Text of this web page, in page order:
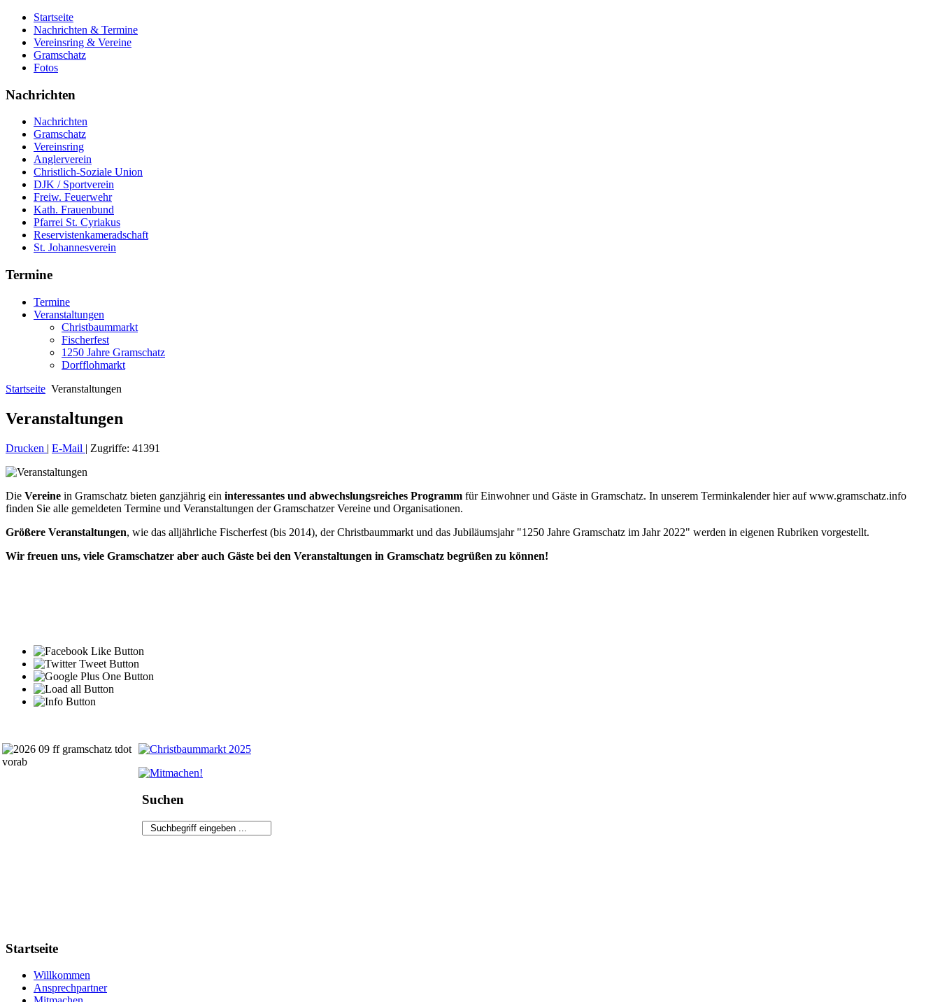
Startseite
Nachrichten & Termine
Vereinsring & Vereine
Gramschatz
Fotos
Nachrichten
Nachrichten
Gramschatz
Vereinsring
Anglerverein
Christlich-Soziale Union
DJK / Sportverein
Freiw. Feuerwehr
Kath. Frauenbund
Pfarrei St. Cyriakus
Reservistenkameradschaft
St. Johannesverein
Termine
Termine
Veranstaltungen
Christbaummarkt
Fischerfest
1250 Jahre Gramschatz
Dorfflohmarkt
Startseite Veranstaltungen
Veranstaltungen
Drucken | E-Mail | Zugriffe: 41391
Die Vereine in Gramschatz bieten ganzjährig ein interessantes und abwechslungsreiches Programm für Einwohner und Gäste in Gramschatz. In unserem Terminkalender hier auf www.gramschatz.info
finden Sie alle gemeldeten Termine und Veranstaltungen der Gramschatzer Vereine und Organisationen.
Größere Veranstaltungen, wie das alljährliche Fischerfest (bis 2014), der Christbaummarkt und das Jubiläumsjahr "1250 Jahre Gramschatz im Jahr 2022" werden in eigenen Rubriken vorgestellt.
Wir freuen uns, viele Gramschatzer aber auch Gäste bei den Veranstaltungen in Gramschatz begrüßen zu können!
Suchen
Startseite
Willkommen
Ansprechpartner